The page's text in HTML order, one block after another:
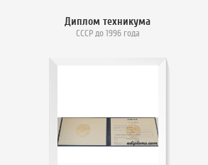
Диплом техникума
СССР до 1996 года